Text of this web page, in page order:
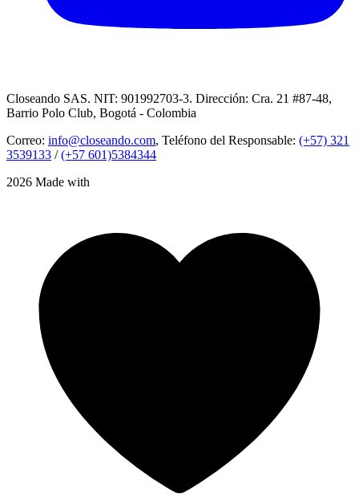
Closeando SAS. NIT: 901992703-3. Dirección: Cra. 21 #87-48,
Barrio Polo Club, Bogotá - Colombia
Correo: info@closeando.com, Teléfono del Responsable: (+57) 321
3539133 /(+57 601)5384344
2026 Made with